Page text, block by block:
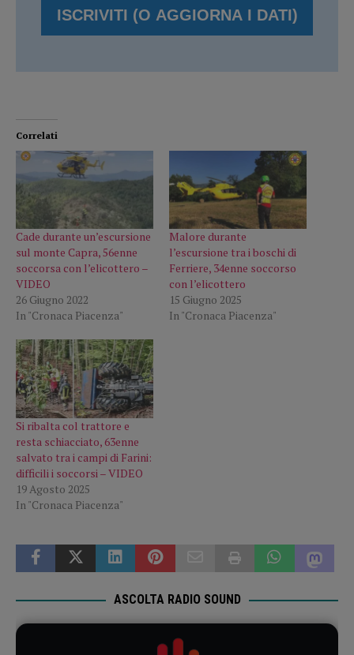
Correlati
Cade durante un’escursione
sul monte Capra, 56enne
soccorsa con l’elicottero –
VIDEO
26 Giugno 2022
In "Cronaca Piacenza"
Malore durante
l’escursione tra i boschi di
Ferriere, 34enne soccorso
con l’elicottero
15 Giugno 2025
In "Cronaca Piacenza"
Si ribalta col trattore e
resta schiacciato, 63enne
salvato tra i campi di Farini:
difficili i soccorsi – VIDEO
19 Agosto 2025
In "Cronaca Piacenza"
ASCOLTA RADIO SOUND